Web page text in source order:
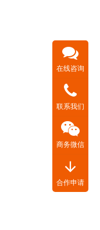
在线咨询
联系我们
商务微信
arrow_downward
合作申请